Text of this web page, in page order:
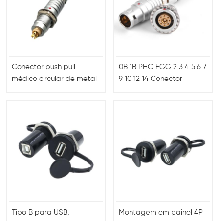
Conector push pull
médico circular de metal
0B 1B PHG FGG 2 3 4 5 6 7
9 10 12 14 Conector
Tipo B para USB,
Montagem em painel 4P